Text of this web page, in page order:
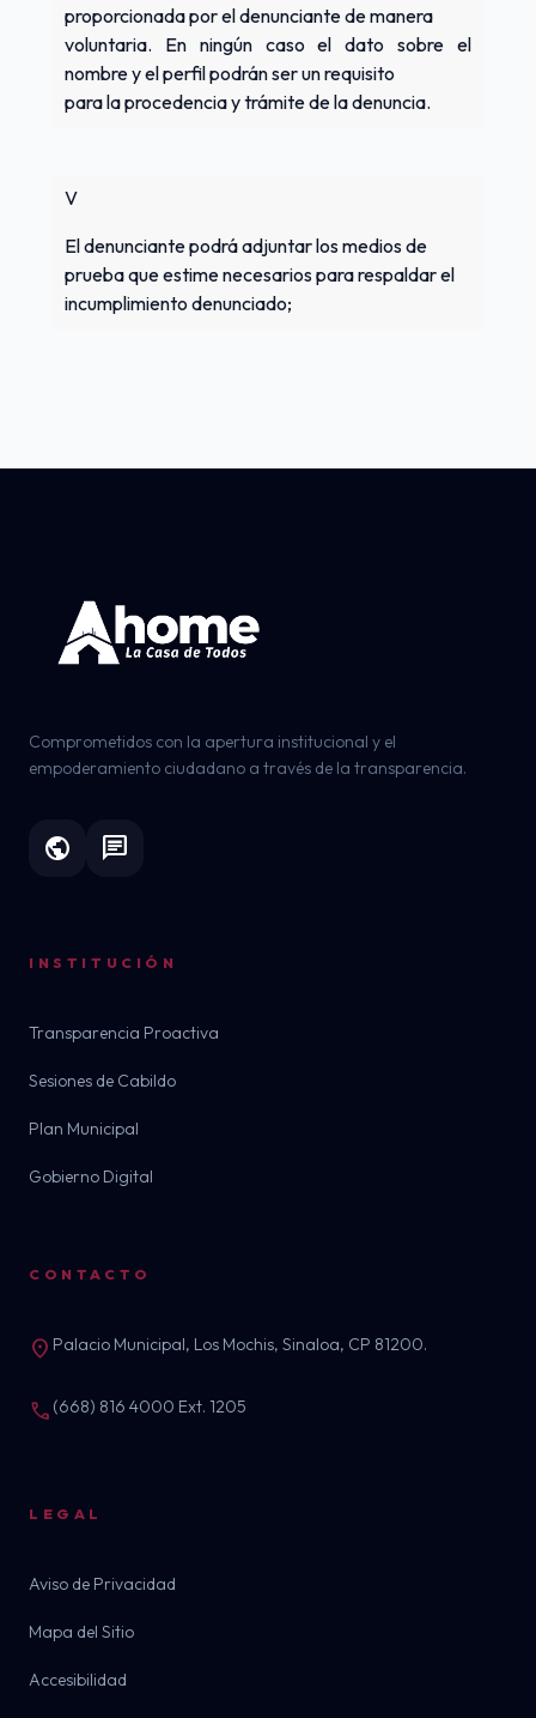
proporcionada por el denunciante de manera
voluntaria. En ningún caso el dato sobre el
nombre y el perfil podrán ser un requisito
para la procedencia y trámite de la denuncia.
V
El denunciante podrá adjuntar los medios de
prueba que estime necesarios para respaldar el
incumplimiento denunciado;
Comprometidos con la apertura institucional y el
empoderamiento ciudadano a través de la transparencia.
public chat
INSTITUCIÓN
Transparencia Proactiva
Sesiones de Cabildo
Plan Municipal
Gobierno Digital
CONTACTO
location_on Palacio Municipal, Los Mochis, Sinaloa, CP 81200.
call (668) 816 4000 Ext. 1205
LEGAL
Aviso de Privacidad
Mapa del Sitio
Accesibilidad